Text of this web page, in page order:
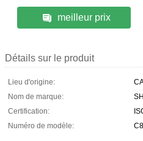
meilleur prix
Détails sur le produit
Lieu d'origine:
Nom de marque:
Certification:
Numéro de modèle: